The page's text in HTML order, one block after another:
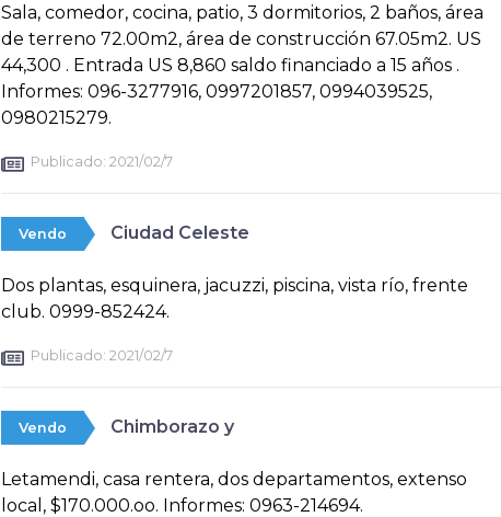
Sala, comedor, cocina, patio, 3 dormitorios, 2 baños, área
de terreno 72.00m2, área de construcción 67.05m2. US
44,300 . Entrada US 8,860 saldo financiado a 15 años .
Informes: 096-3277916, 0997201857, 0994039525,
0980215279.
Publicado: 2021/02/7
Vendo Ciudad Celeste
Dos plantas, esquinera, jacuzzi, piscina, vista río, frente
club. 0999-852424.
Publicado: 2021/02/7
Vendo Chimborazo y
Letamendi, casa rentera, dos departamentos, extenso
local, $170.000.oo. Informes: 0963-214694.